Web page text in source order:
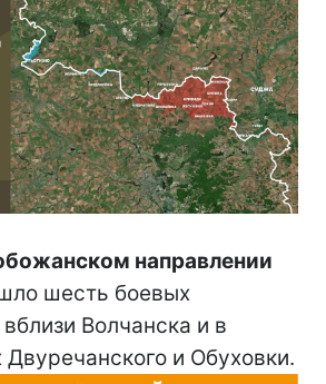
направлении
шесть боевых
Волчанска и в
Двуречанского и Обуховки.